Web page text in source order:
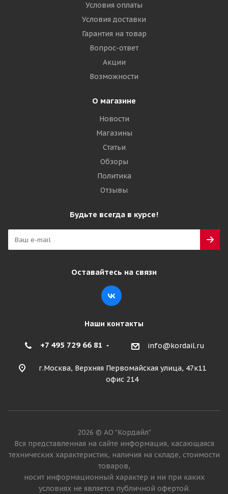
Условия оплаты
Условия доставки
Гарантия на товар
Вопрос-ответ
Акции
Возможности
О магазине
Новости
Магазины
Статьи
Обзоры
Политика
Отзывы
Будьте всегда в курсе!
Оставайтесь на связи
Наши контакты
+7 495 729 66 81 info@kordail.ru
г.Москва, Верхняя Первомайская улица, 47к11
офис 214
2026 © АО "Кордайл"
Вся представленная на сайте информация, касающаяся
технических характеристик, наличия на складе, стоимости
товаров,
носит информационный характер и ни при каких
условиях не является публичной офертой.